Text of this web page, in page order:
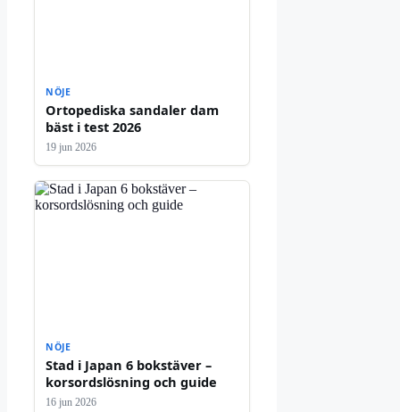
NÖJE
Ortopediska sandaler dam
bäst i test 2026
19 jun 2026
NÖJE
Stad i Japan 6 bokstäver –
korsordslösning och guide
16 jun 2026